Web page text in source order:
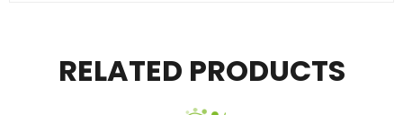
RELATED PRODUCTS